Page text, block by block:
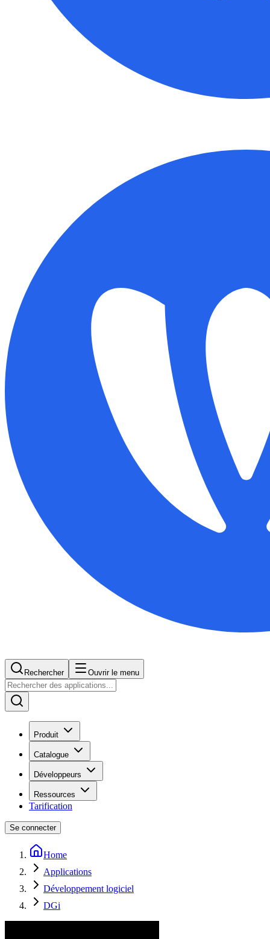
Rechercher Ouvrir le menu
Produit
Catalogue
Développeurs
Ressources
Tarification
Se connecter
Home
Applications
Développement logiciel
DGi